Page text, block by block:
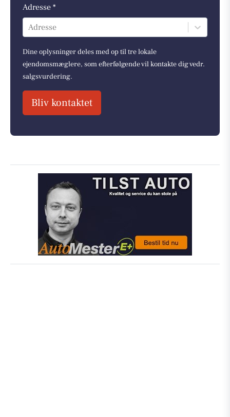
Adresse *
Adresse
Dine oplysninger deles med op til tre lokale
ejendomsmæglere, som efterfølgende vil kontakte dig vedr.
salgsvurdering.
Bliv kontaktet